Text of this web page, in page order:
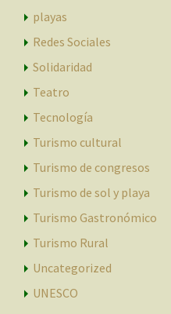
playas
Redes Sociales
Solidaridad
Teatro
Tecnología
Turismo cultural
Turismo de congresos
Turismo de sol y playa
Turismo Gastronómico
Turismo Rural
Uncategorized
UNESCO